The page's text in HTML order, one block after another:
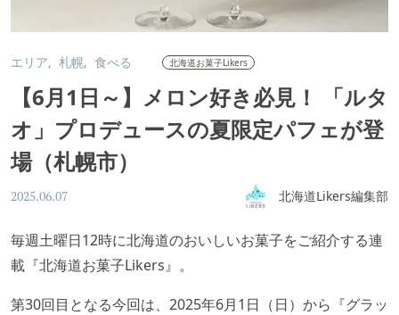
エリア 札幌 食べる 北海道お菓子Likers
【6月1日～】メロン好き必見！ 「ルタ
オ」プロデュースの夏限定パフェが登
場（札幌市）
2025.06.07 北海道Likers編集部
毎週土曜日12時に北海道のおいしいお菓子をご紹介する連
載『北海道お菓子Likers』。
第30回目となる今回は、2025年6月1日（日）から『グラッ